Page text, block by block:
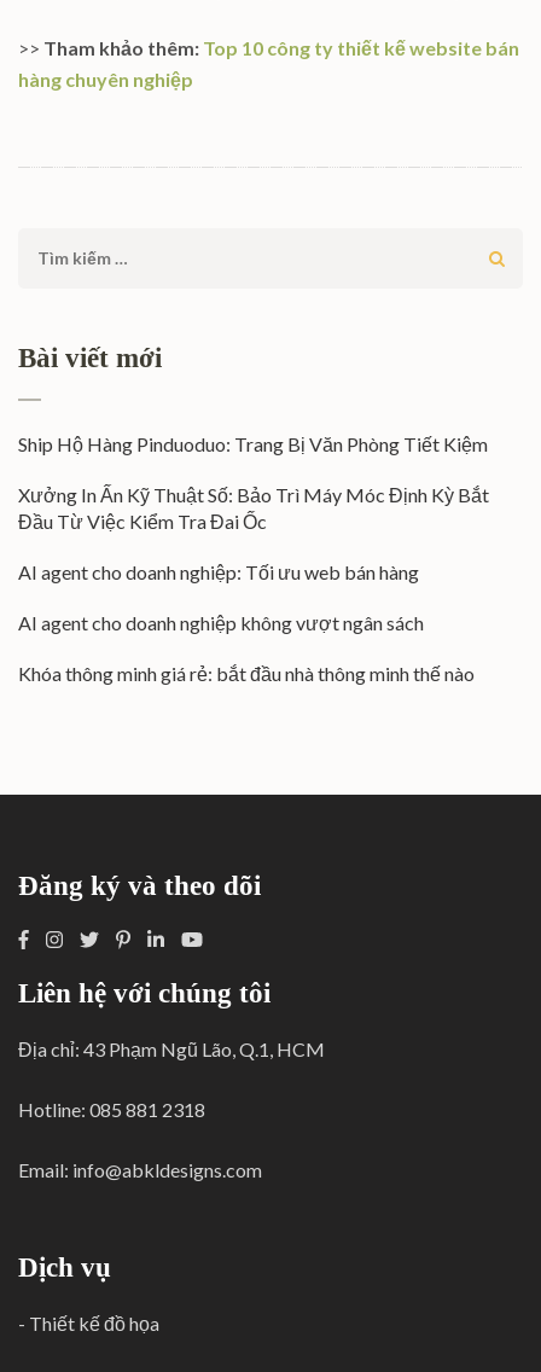
>> Tham khảo thêm: Top 10 công ty thiết kế website bán
hàng chuyên nghiệp
Tìm
Bài viết mới
Ship Hộ Hàng Pinduoduo: Trang Bị Văn Phòng Tiết Kiệm
Xưởng In Ấn Kỹ Thuật Số: Bảo Trì Máy Móc Định Kỳ Bắt
Đầu Từ Việc Kiểm Tra Đai Ốc
AI agent cho doanh nghiệp: Tối ưu web bán hàng
AI agent cho doanh nghiệp không vượt ngân sách
Khóa thông minh giá rẻ: bắt đầu nhà thông minh thế nào
Đăng ký và theo dõi
Liên hệ với chúng tôi
Địa chỉ: 43 Phạm Ngũ Lão, Q.1, HCM
Hotline: 085 881 2318
Email: info@abkldesigns.com
Dịch vụ
- Thiết kế đồ họa